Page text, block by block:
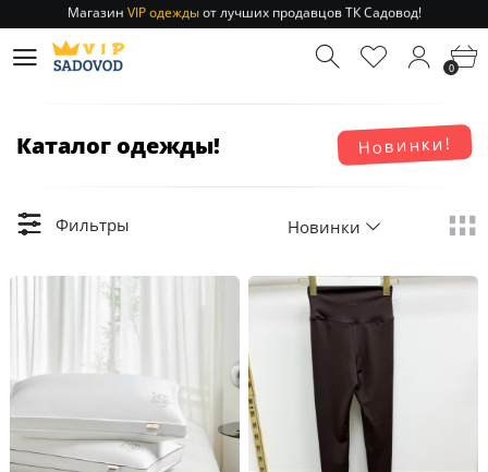
Отправление заказа 1-3 дняпо РФ и МСК!
Магазин
от лучших продавцов ТК Садовод!
0
Новинки!
Каталог одежды!
Фильтры Новинки